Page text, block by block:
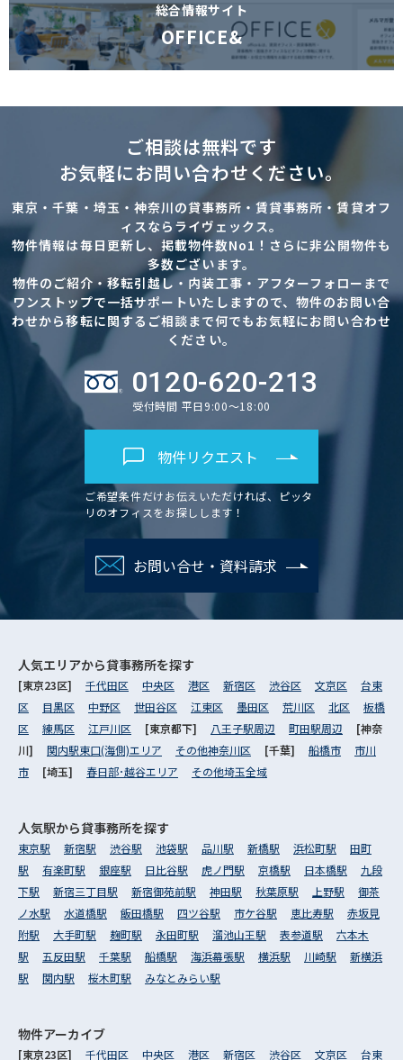
総合情報サイト
OFFICE&
ご相談は無料です
お気軽にお問い合わせください。
東京・千葉・埼玉・神奈川の貸事務所・賃貸事務所・賃貸オフ
ィスならライヴェックス。
物件情報は毎日更新し、掲載物件数No1！さらに非公開物件も
多数ございます。
物件のご紹介・移転引越し・内装工事・アフターフォローまで
ワンストップで一括サポートいたしますので、物件のお問い合
わせから移転に関するご相談まで何でもお気軽にお問い合わせ
ください。
0120-620-213
受付時間 平日9:00～18:00
物件リクエスト
ご希望条件だけお伝えいただければ、ピッタ
リのオフィスをお探しします！
お問い合せ・資料請求
人気エリアから貸事務所を探す
[東京23区] 千代田区 中央区 港区 新宿区 渋谷区 文京区
台東
区
目黒区 中野区 世田谷区 江東区 墨田区 荒川区 北区
板橋
区
練馬区 江戸川区 [東京都下] 八王子駅周辺 町田駅周辺
[神奈
川] 関内駅東口(海側)エリア その他神奈川区 [千葉] 船橋市
市川
市
[埼玉] 春日部･越谷エリア その他埼玉全域
人気駅から貸事務所を探す
東京駅 新宿駅 渋谷駅 池袋駅 品川駅 新橋駅 浜松町駅
田町
駅
有楽町駅 銀座駅 日比谷駅 虎ノ門駅 京橋駅 日本橋駅
九段
下駅
新宿三丁目駅 新宿御苑前駅 神田駅 秋葉原駅 上野駅
御茶
ノ水駅
水道橋駅 飯田橋駅 四ツ谷駅 市ケ谷駅 恵比寿駅
赤坂見
附駅
大手町駅 麹町駅 永田町駅 溜池山王駅 表参道駅
六本木
駅
五反田駅 千葉駅 船橋駅 海浜幕張駅 横浜駅 川崎駅
新横浜
駅
関内駅 桜木町駅 みなとみらい駅
物件アーカイブ
[東京23区] 千代田区 中央区 港区 新宿区 渋谷区 文京区 台東